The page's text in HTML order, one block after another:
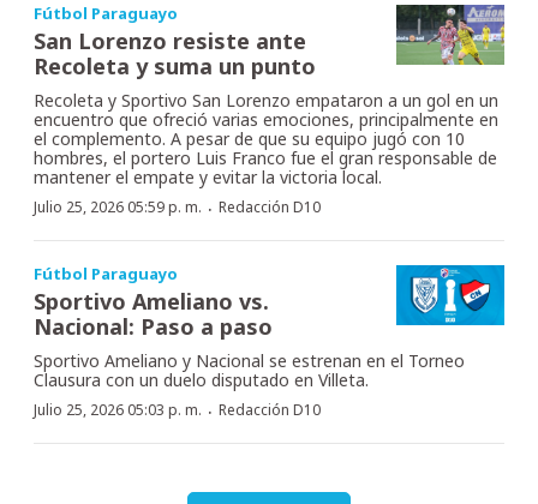
Fútbol Paraguayo
San Lorenzo resiste ante
Recoleta y suma un punto
Recoleta y Sportivo San Lorenzo empataron a un gol en un
encuentro que ofreció varias emociones, principalmente en
el complemento. A pesar de que su equipo jugó con 10
hombres, el portero Luis Franco fue el gran responsable de
mantener el empate y evitar la victoria local.
Julio 25, 2026 05:59 p. m. · Redacción D10
Fútbol Paraguayo
Sportivo Ameliano vs.
Nacional: Paso a paso
Sportivo Ameliano y Nacional se estrenan en el Torneo
Clausura con un duelo disputado en Villeta.
Julio 25, 2026 05:03 p. m. · Redacción D10